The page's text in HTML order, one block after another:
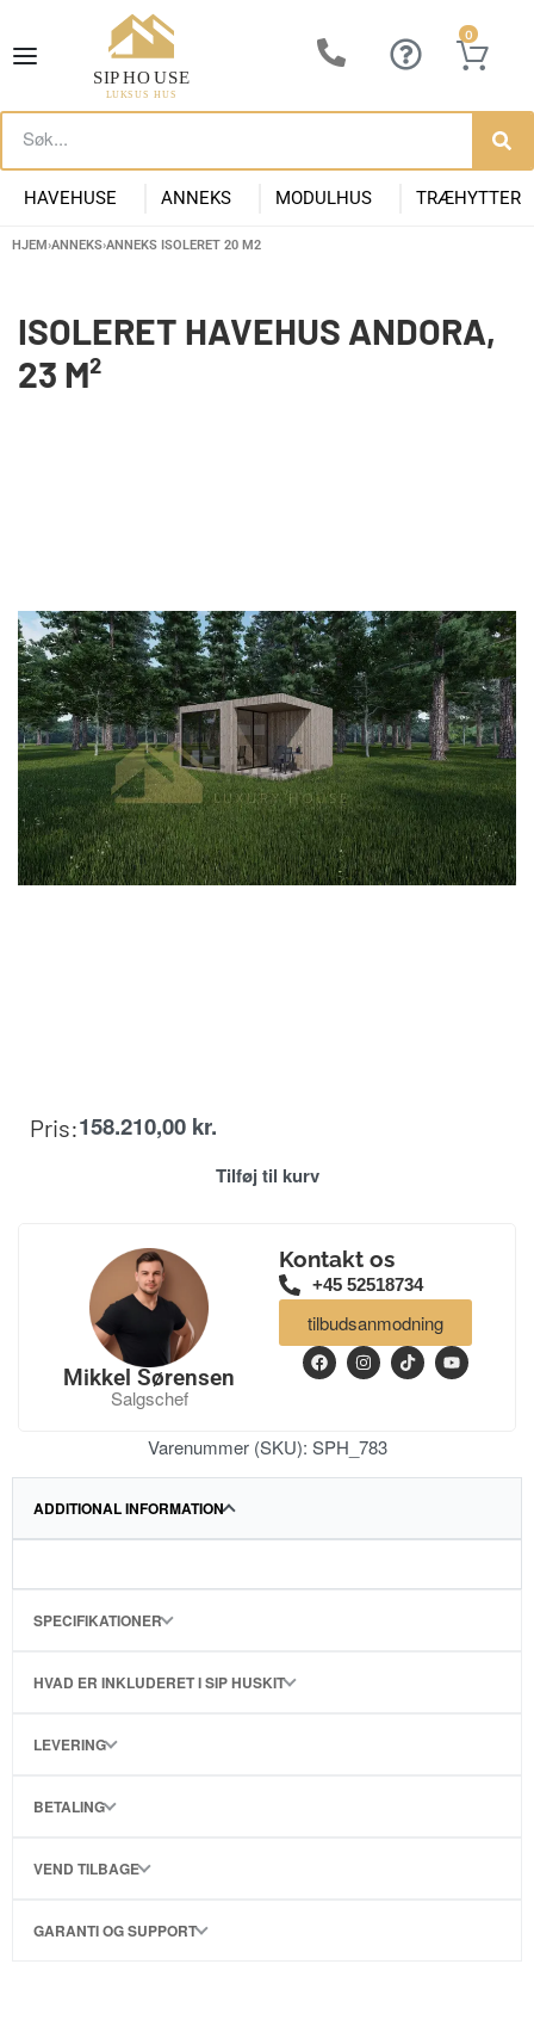
0
HAVEHUSE
Lille Havehus i Træ Have Anneks
ANNEKS
Luksus Anneks
MODULHUS TRÆHYTTER
HJEM›ANNEKS›ANNEKS ISOLERET 20 M2
ISOLERET HAVEHUS ANDORA,
23 M²
Pris:158.210,00 kr.
Tilføj til kurv
Kontakt os
+45 52518734
tilbudsanmodning
Mikkel Sørensen
Salgschef
Varenummer (SKU): SPH_783
ADDITIONAL INFORMATION
SPECIFIKATIONER
HVAD ER INKLUDERET I SIP HUSKIT
LEVERING
BETALING
VEND TILBAGE
GARANTI OG SUPPORT